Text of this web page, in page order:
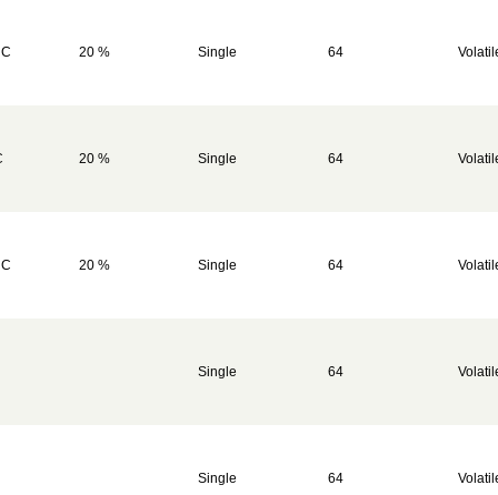
20 % Single 64
20 % Single 64
20 % Single 64
Single 64
Single 64